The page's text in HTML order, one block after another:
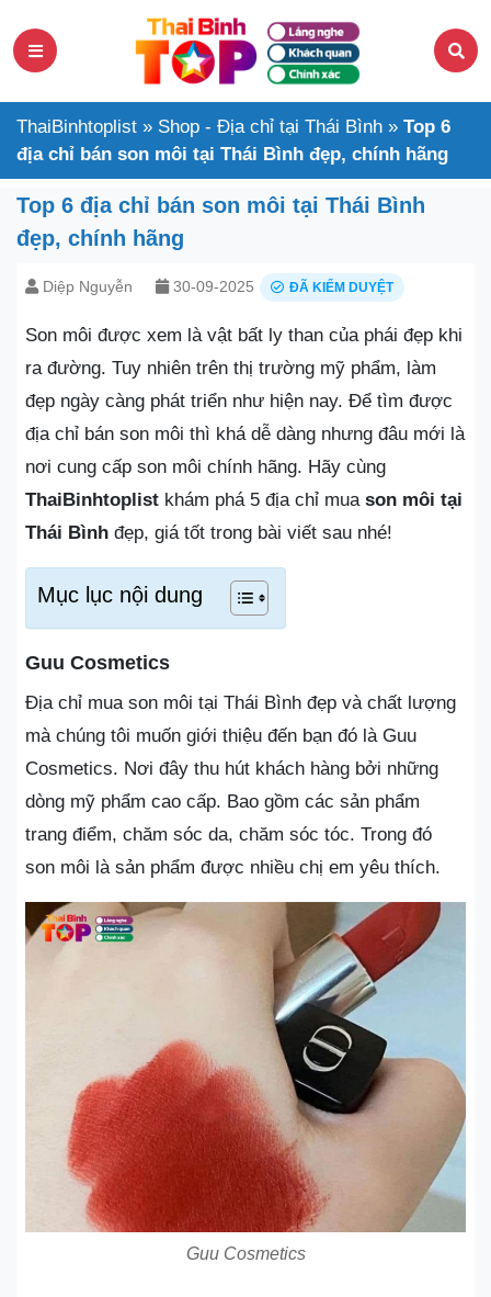
ThaiBinhtoplist » Shop - Địa chỉ tại Thái Bình » Top 6
địa chỉ bán son môi tại Thái Bình đẹp, chính hãng
Top 6 địa chỉ bán son môi tại Thái Bình
đẹp, chính hãng
Diệp Nguyễn 30-09-2025 ĐÃ KIỂM DUYỆT
Son môi được xem là vật bất ly than của phái đẹp khi
ra đường. Tuy nhiên trên thị trường mỹ phẩm, làm
đẹp ngày càng phát triển như hiện nay. Để tìm được
địa chỉ bán son môi thì khá dễ dàng nhưng đâu mới là
nơi cung cấp son môi chính hãng. Hãy cùng
ThaiBinhtoplist khám phá 5 địa chỉ mua son môi tại
Thái Bình đẹp, giá tốt trong bài viết sau nhé!
Mục lục nội dung
Guu Cosmetics
Địa chỉ mua son môi tại Thái Bình đẹp và chất lượng
mà chúng tôi muốn giới thiệu đến bạn đó là Guu
Cosmetics. Nơi đây thu hút khách hàng bởi những
dòng mỹ phẩm cao cấp. Bao gồm các sản phẩm
trang điểm, chăm sóc da, chăm sóc tóc. Trong đó
son môi là sản phẩm được nhiều chị em yêu thích.
Guu Cosmetics